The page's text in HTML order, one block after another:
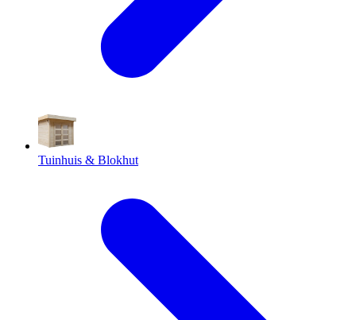
Tuinhuis & Blokhut